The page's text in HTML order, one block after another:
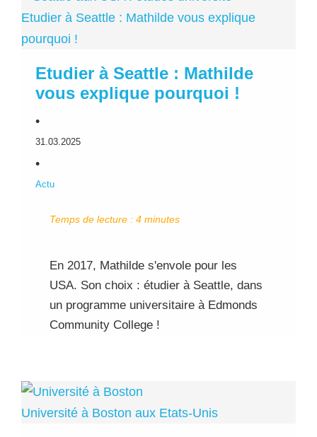
Etudier à Seattle : Mathilde vous explique
pourquoi !
Etudier à Seattle : Mathilde
vous explique pourquoi !
•
31.03.2025
•
Actu
Temps de lecture : 4 minutes
En 2017, Mathilde s'envole pour les
USA. Son choix : étudier à Seattle, dans
un programme universitaire à Edmonds
Community College !
Université à Boston aux Etats-Unis